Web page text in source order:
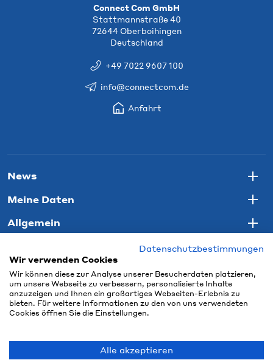
Connect Com GmbH
Stattmannstraße 40
72644 Oberboihingen
Deutschland
+49 7022 9607 100
info@connectcom.de
Anfahrt
News
Meine Daten
Allgemein
Datenschutzbestimmungen
Wir verwenden Cookies
Wir können diese zur Analyse unserer Besucherdaten platzieren,
um unsere Webseite zu verbessern, personalisierte Inhalte
anzuzeigen und Ihnen ein großartiges Webseiten-Erlebnis zu
bieten. Für weitere Informationen zu den von uns verwendeten
Cookies öffnen Sie die Einstellungen.
Alle akzeptieren